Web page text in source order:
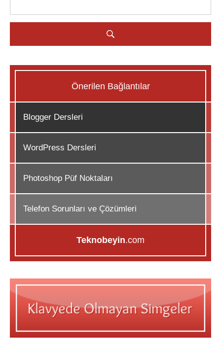
Önerilen Bağlantılar
Blogger Dersleri
WordPress Dersleri
Photoshop Püf Noktaları
Telefon Sorunları ve Çözümleri
Teknobeyin.com